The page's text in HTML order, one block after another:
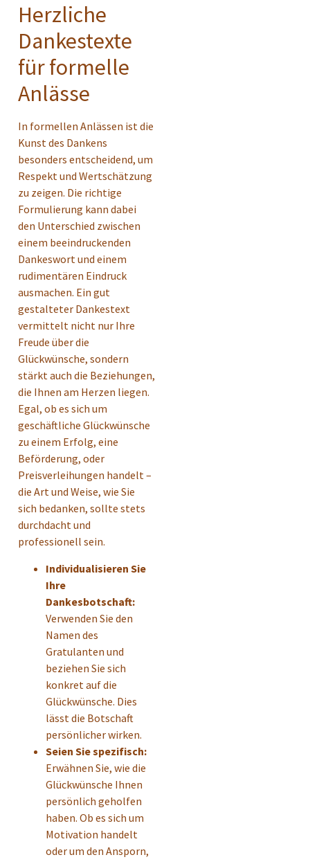
Herzliche
Dankestexte
für formelle
Anlässe
In formellen Anlässen ist die
Kunst des Dankens
besonders entscheidend, um
Respekt und Wertschätzung
zu zeigen. Die richtige
Formulierung kann dabei
den Unterschied zwischen
einem beeindruckenden
Dankeswort und einem
rudimentären Eindruck
ausmachen. Ein gut
gestalteter Dankestext
vermittelt nicht nur Ihre
Freude über die
Glückwünsche, sondern
stärkt auch die Beziehungen,
die Ihnen am Herzen liegen.
Egal, ob es sich um
geschäftliche Glückwünsche
zu einem Erfolg, eine
Beförderung, oder
Preisverleihungen handelt –
die Art und Weise, wie Sie
sich bedanken, sollte stets
durchdacht und
professionell sein.
Individualisieren Sie
Ihre
Dankesbotschaft:
Verwenden Sie den
Namen des
Gratulanten und
beziehen Sie sich
konkret auf die
Glückwünsche. Dies
lässt die Botschaft
persönlicher wirken.
Seien Sie spezifisch:
Erwähnen Sie, wie die
Glückwünsche Ihnen
persönlich geholfen
haben. Ob es sich um
Motivation handelt
oder um den Ansporn,